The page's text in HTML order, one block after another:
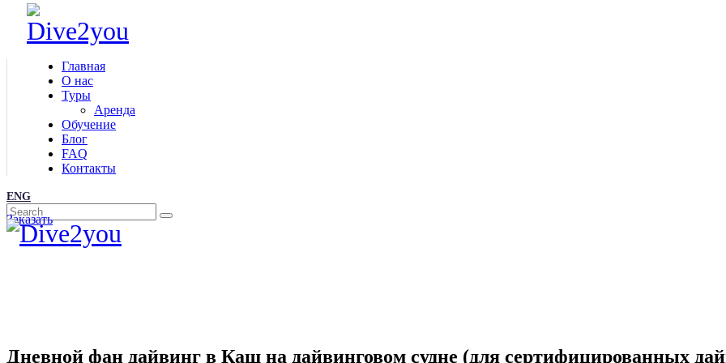
Главная
О нас
Туры
Аренда
Обучение
Блог
FAQ
Контакты
ENG
Заказать
Дневной фан дайвинг в Каш на дайвинговом судне (для сертифицированных